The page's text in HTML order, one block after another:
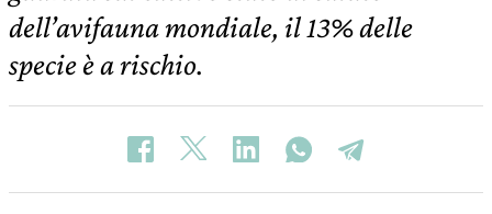
dell’avifauna mondiale, il 13% delle
specie è a rischio.